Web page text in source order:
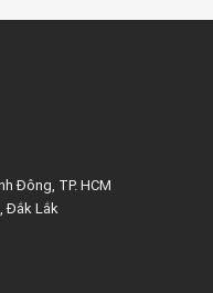
Đông, TP. HCM
Đắk Lắk